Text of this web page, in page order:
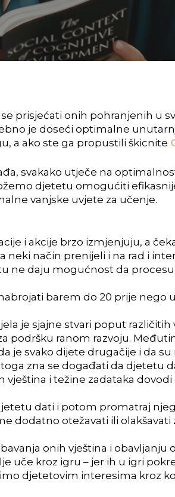
prisjećati onih pohranjenih u
je doseći optimalne
a ako ste ga propustili škicnite
svakako utječe na
djetetu omogućiti
vanjske uvjete za učenje.
i akcije brzo izmjenjuju, a
neki način prenijeli i na rad i
ne daju mogućnost da
barem do 20 prije nego
je sjajne stvari poput
podršku ranom razvoju.
je svako dijete drugačije i da
zna se događati da djetetu
i težine zadataka
dati i potom promatraj
dodatno otežavati ili olakšavati
onih vještina i obavljanju
uče kroz igru – jer ih u igri
djetetovim interesima kroz